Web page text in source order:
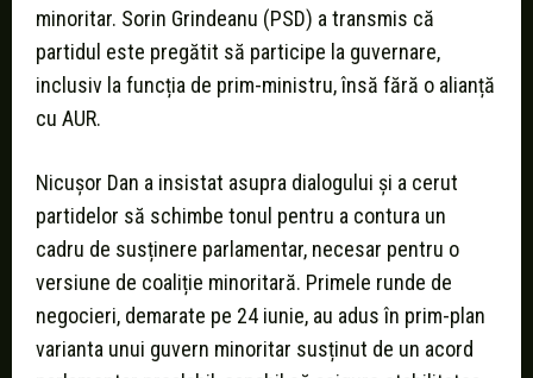
minoritar. Sorin Grindeanu (PSD) a transmis că
partidul este pregătit să participe la guvernare,
inclusiv la funcția de prim-ministru, însă fără o alianță
cu AUR.
Nicușor Dan a insistat asupra dialogului și a cerut
partidelor să schimbe tonul pentru a contura un
cadru de susținere parlamentar, necesar pentru o
versiune de coaliție minoritară. Primele runde de
negocieri, demarate pe 24 iunie, au adus în prim-plan
varianta unui guvern minoritar susținut de un acord